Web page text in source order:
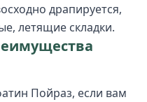
драпируется,
летящие складки.
Пойраз, если вам